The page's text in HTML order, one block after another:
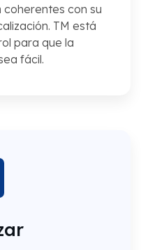
con su
TM está
para que la
fácil.